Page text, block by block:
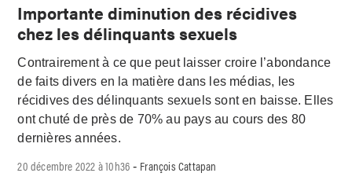
Importante diminution des récidives
chez les délinquants sexuels
Contrairement à ce que peut laisser croire l’abondance
de faits divers en la matière dans les médias, les
récidives des délinquants sexuels sont en baisse. Elles
ont chuté de près de 70% au pays au cours des 80
dernières années.
20 décembre 2022 à 10h36 - François Cattapan